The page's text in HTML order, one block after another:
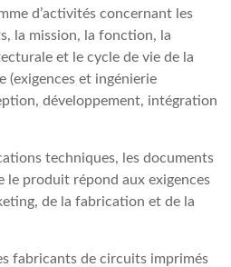
d’activités concernant les
la mission, la fonction, la
et le cycle de vie de la
(exigences et ingénierie
développement, intégration
techniques, les documents
le produit répond aux exigences
de la fabrication et de la
fabricants de circuits imprimés